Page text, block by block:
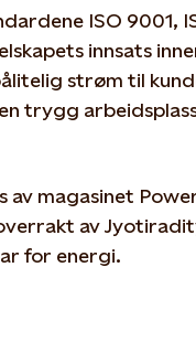
ISO 9001,
innsats
strøm til
trygg
av magasinet
av
for energi.